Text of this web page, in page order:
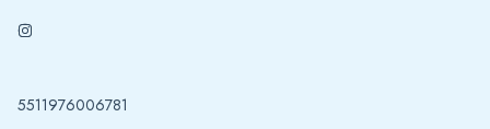
5511976006781